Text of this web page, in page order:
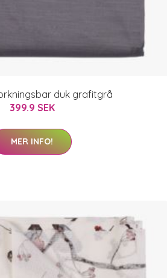
duk grafitgrå
399.9 SEK
MER INFO!